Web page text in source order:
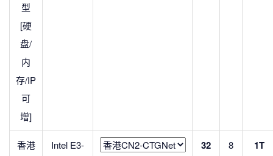
型
[硬
盘/
内
存/IP
可
增]
香港
Intel E3-
32
8
1T